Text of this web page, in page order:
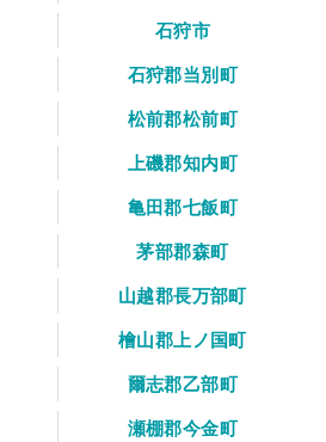
石狩市
石狩郡当別町
松前郡松前町
上磯郡知内町
亀田郡七飯町
茅部郡森町
山越郡長万部町
檜山郡上ノ国町
爾志郡乙部町
瀬棚郡今金町